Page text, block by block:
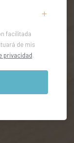
facilitada
de mis
privacidad.